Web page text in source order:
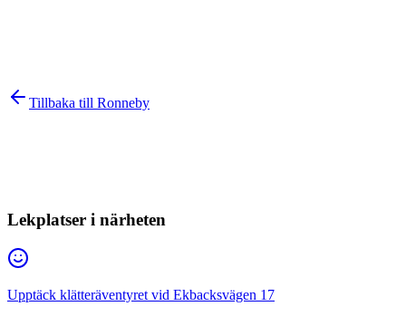
Tillbaka till Ronneby
Lekplatser i närheten
Upptäck klätteräventyret vid Ekbacksvägen 17